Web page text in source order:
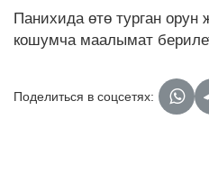
Панихида өтө турган орун
кошумча маалымат
Поделиться в соцсетях: